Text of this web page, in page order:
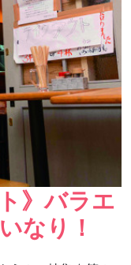
》バラエ
なり！